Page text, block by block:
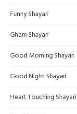
Funny Shayari
Gham Shayari
Good Morning Shayari
Good Night Shayari
Heart Touching Shayari